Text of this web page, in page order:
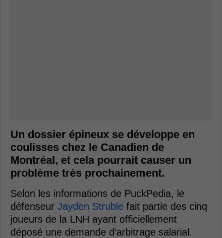
Un dossier épineux se développe en
coulisses chez le Canadien de
Montréal, et cela pourrait causer un
problème très prochainement.
Selon les informations de PuckPedia, le
défenseur Jayden Struble fait partie des cinq
joueurs de la LNH ayant officiellement
déposé une demande d'arbitrage salarial.